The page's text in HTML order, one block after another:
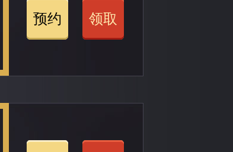
预约 领取